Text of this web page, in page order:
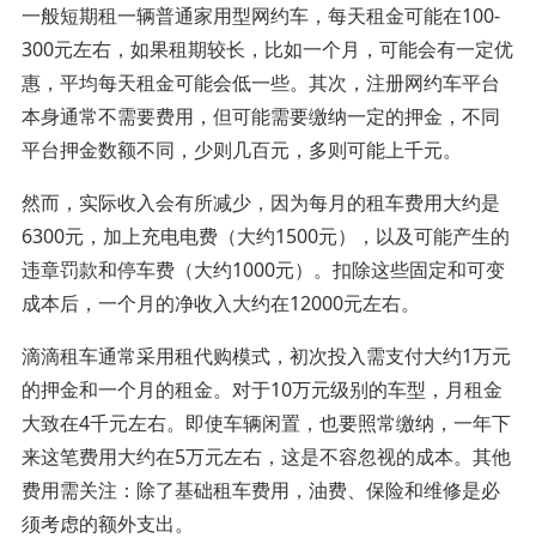
一般短期租一辆普通家用型网约车，每天租金可能在100-
300元左右，如果租期较长，比如一个月，可能会有一定优
惠，平均每天租金可能会低一些。其次，注册网约车平台
本身通常不需要费用，但可能需要缴纳一定的押金，不同
平台押金数额不同，少则几百元，多则可能上千元。
然而，实际收入会有所减少，因为每月的租车费用大约是
6300元，加上充电电费（大约1500元），以及可能产生的
违章罚款和停车费（大约1000元）。扣除这些固定和可变
成本后，一个月的净收入大约在12000元左右。
滴滴租车通常采用租代购模式，初次投入需支付大约1万元
的押金和一个月的租金。对于10万元级别的车型，月租金
大致在4千元左右。即使车辆闲置，也要照常缴纳，一年下
来这笔费用大约在5万元左右，这是不容忽视的成本。其他
费用需关注：除了基础租车费用，油费、保险和维修是必
须考虑的额外支出。